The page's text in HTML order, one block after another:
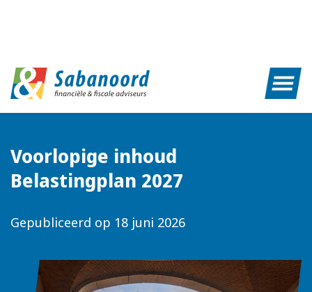
Voorlopige inhoud
Belastingplan 2027
Gepubliceerd op 18 juni 2026